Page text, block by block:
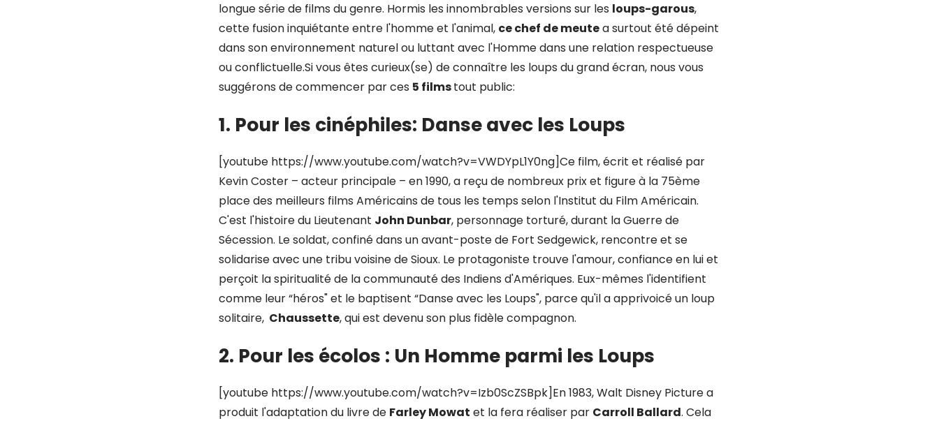
longue série de films du genre. Hormis les innombrables versions sur les loups-garous,
cette fusion inquiétante entre l'homme et l'animal, ce chef de meutea surtout été dépeint
dans son environnement naturel ou luttant avec l'Homme dans une relation respectueuse
ou conflictuelle.Si vous êtes curieux(se) de connaître les loups du grand écran, nous vous
suggérons de commencer par ces 5 filmstout public:
1. Pour les cinéphiles: Danse avec les Loups
[youtube https://www.youtube.com/watch?v=VWDYpL1Y0ng]Ce film, écrit et réalisé par
Kevin Coster – acteur principale – en 1990, a reçu de nombreux prix et figure à la 75ème
place des meilleurs films Américains de tous les temps selon l'Institut du Film Américain.
C'est l'histoire du Lieutenant John Dunbar, personnage torturé, durant la Guerre de
Sécession. Le soldat, confiné dans un avant-poste de Fort Sedgewick, rencontre et se
solidarise avec une tribu voisine de Sioux. Le protagoniste trouve l'amour, confiance en lui et
perçoit la spiritualité de la communauté des Indiens d'Amériques. Eux-mêmes l'identifient
comme leur “héros" et le baptisent “Danse avec les Loups", parce qu'il a apprivoicé un loup
solitaire, Chaussette, qui est devenu son plus fidèle compagnon.
2. Pour les écolos : Un Homme parmi les Loups
[youtube https://www.youtube.com/watch?v=Izb0ScZSBpk]En 1983, Walt Disney Picture a
produit l'adaptation du livre de Farley Mowat et la fera réaliser par Carroll Ballard. Cela